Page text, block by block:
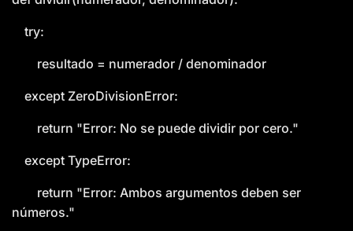
try:
resultado = numerador / denominador
except ZeroDivisionError:
return "Error: No se puede dividir por cero."
except TypeError:
return "Error: Ambos argumentos deben ser
números."